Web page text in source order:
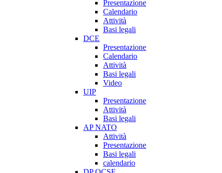
Presentazione
Calendario
Attività
Basi legali
DCE
Presentazione
Calendario
Attività
Basi legali
Video
UIP
Presentazione
Attività
Basi legali
AP NATO
Attività
Presentazione
Basi legali
calendario